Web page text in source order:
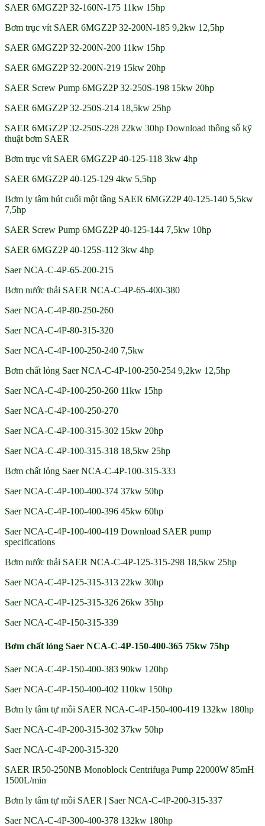
SAER 6MGZ2P 32-160N-175 11kw 15hp
Bơm trục vít SAER 6MGZ2P 32-200N-185 9,2kw 12,5hp
SAER 6MGZ2P 32-200N-200 11kw 15hp
SAER 6MGZ2P 32-200N-219 15kw 20hp
SAER Screw Pump 6MGZ2P 32-250S-198 15kw 20hp
SAER 6MGZ2P 32-250S-214 18,5kw 25hp
SAER 6MGZ2P 32-250S-228 22kw 30hp Download thông số kỹ
thuật bơm SAER
Bơm trục vít SAER 6MGZ2P 40-125-118 3kw 4hp
SAER 6MGZ2P 40-125-129 4kw 5,5hp
Bơm ly tâm hút cuối một tầng SAER 6MGZ2P 40-125-140 5,5kw
7,5hp
SAER Screw Pump 6MGZ2P 40-125-144 7,5kw 10hp
SAER 6MGZ2P 40-125S-112 3kw 4hp
Saer NCA-C-4P-65-200-215
Bơm nước thải SAER NCA-C-4P-65-400-380
Saer NCA-C-4P-80-250-260
Saer NCA-C-4P-80-315-320
Saer NCA-C-4P-100-250-240 7,5kw
Bơm chất lỏng Saer NCA-C-4P-100-250-254 9,2kw 12,5hp
Saer NCA-C-4P-100-250-260 11kw 15hp
Saer NCA-C-4P-100-250-270
Saer NCA-C-4P-100-315-302 15kw 20hp
Saer NCA-C-4P-100-315-318 18,5kw 25hp
Bơm chất lỏng Saer NCA-C-4P-100-315-333
Saer NCA-C-4P-100-400-374 37kw 50hp
Saer NCA-C-4P-100-400-396 45kw 60hp
Saer NCA-C-4P-100-400-419 Download SAER pump
specifications
Bơm nước thải SAER NCA-C-4P-125-315-298 18,5kw 25hp
Saer NCA-C-4P-125-315-313 22kw 30hp
Saer NCA-C-4P-125-315-326 26kw 35hp
Saer NCA-C-4P-150-315-339
Bơm chất lỏng Saer NCA-C-4P-150-400-365 75kw 75hp
Saer NCA-C-4P-150-400-383 90kw 120hp
Saer NCA-C-4P-150-400-402 110kw 150hp
Bơm ly tâm tự mồi SAER NCA-C-4P-150-400-419 132kw 180hp
Saer NCA-C-4P-200-315-302 37kw 50hp
Saer NCA-C-4P-200-315-320
SAER IR50-250NB Monoblock Centrifuga Pump 22000W 85mH
1500L/min
Bơm ly tâm tự mồi SAER | Saer NCA-C-4P-200-315-337
Saer NCA-C-4P-300-400-378 132kw 180hp